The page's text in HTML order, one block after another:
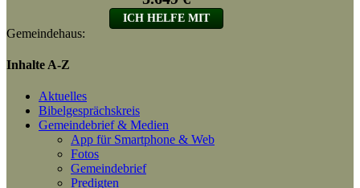
Gemeindehaus:
Inhalte A-Z
Aktuelles
Bibelgesprächskreis
Gemeindebrief & Medien
App für Smartphone & Web
Fotos
Gemeindebrief
Predigten